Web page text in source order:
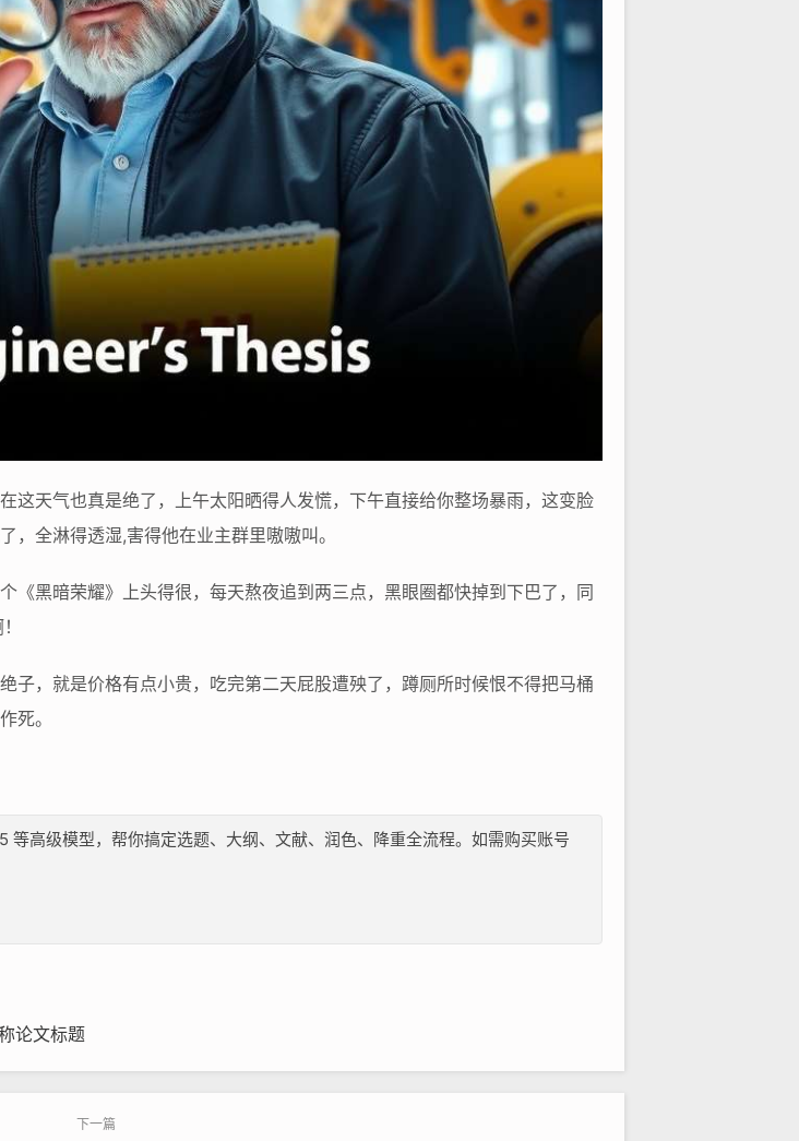
这天气也真是绝了，上午太阳晒得人发慌，下午直接给你整场暴雨，这变脸
全淋得透湿,害得他在业主群里嗷嗷叫。
《黑暗荣耀》上头得很，每天熬夜追到两三点，黑眼圈都快掉到下巴了，同
子，就是价格有点小贵，吃完第二天屁股遭殃了，蹲厕所时候恨不得把马桶
死。
高级模型，帮你搞定选题、大纲、文献、润色、降重全流程。如需购买账号
论文标题